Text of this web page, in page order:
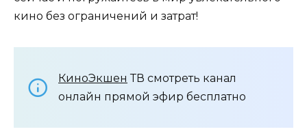
кино без ограничений и затрат!
КиноЭкшен ТВ смотреть канал
онлайн прямой эфир бесплатно